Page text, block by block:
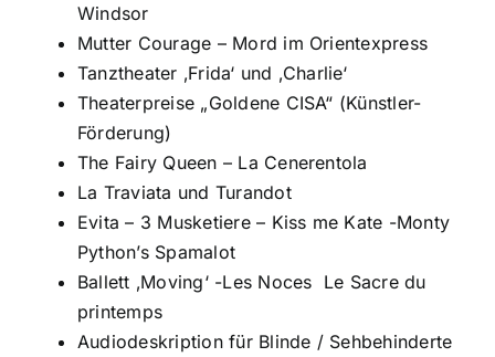
Ballett ‚Moving‘ -Les Noces Le Sacre du
printemps
Audiodeskription für Blinde / Sehbehinderte
Freilichtbühne
Theaterscouts: Einführung / Besuch von
Vorstellungen für Jugendliche
Auftragskomposition: Vorspiel für die
Gustav Mahler Sinfonie Nr. 7
u.v.m.